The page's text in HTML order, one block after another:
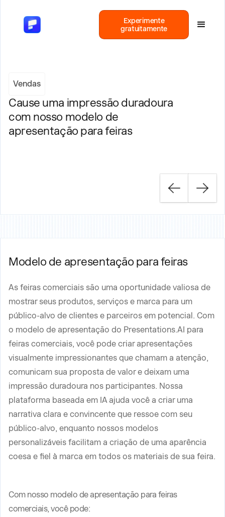
Experimente
gratuitamente
Vendas
Cause uma impressão duradoura
com nosso modelo de
apresentação para feiras
Modelo de apresentação para feiras
As feiras comerciais são uma oportunidade valiosa de
mostrar seus produtos, serviços e marca para um
público-alvo de clientes e parceiros em potencial. Com
o modelo de apresentação do Presentations.AI para
feiras comerciais, você pode criar apresentações
visualmente impressionantes que chamam a atenção,
comunicam sua proposta de valor e deixam uma
impressão duradoura nos participantes. Nossa
plataforma baseada em IA ajuda você a criar uma
narrativa clara e convincente que ressoe com seu
público-alvo, enquanto nossos modelos
personalizáveis facilitam a criação de uma aparência
coesa e fiel à marca em todos os materiais de sua feira.
Com nosso modelo de apresentação para feiras
comerciais, você pode: